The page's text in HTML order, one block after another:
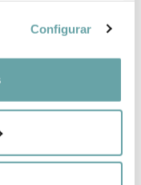
Configurar
VIEWED